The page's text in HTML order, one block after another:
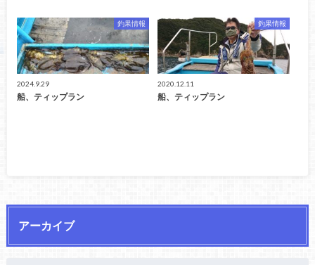
釣果情報
2024.9.29
船、ティップラン
釣果情報
2020.12.11
船、ティップラン
アーカイブ